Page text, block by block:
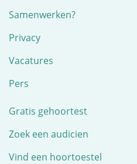
Samenwerken?
Privacy
Vacatures
Pers
Gratis gehoortest
Zoek een audicien
Vind een hoortoestel